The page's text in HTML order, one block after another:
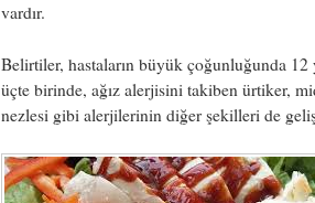
vardır.
Belirtiler, hastaların büyük çoğunluğunda 12
üçte birinde, ağız alerjisini takiben ürtiker,
nezlesi gibi alerjilerinin diğer şekilleri de